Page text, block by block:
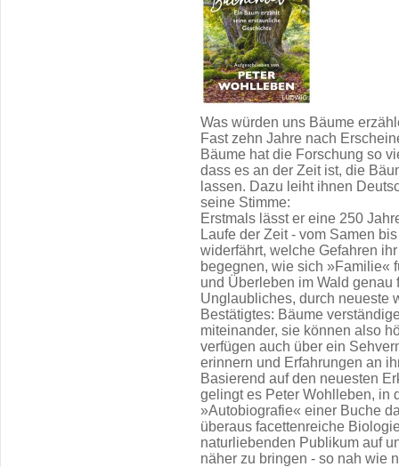
Was würden uns Bäume
Fast zehn Jahre nach
Bäume hat die Forschung so
dass es an der Zeit ist, die
lassen. Dazu leiht ihnen
seine Stimme:
Erstmals lässt er eine 250
Laufe der Zeit - vom Samen
widerfährt, welche Gefahren
begegnen, wie sich »Familie«
und Überleben im Wald
Unglaubliches, durch neueste
Bestätigtes: Bäume
miteinander, sie können also
verfügen auch über ein
erinnern und Erfahrungen an
Basierend auf den neuesten
gelingt es Peter Wohlleben, in
»Autobiografie« einer Buche
überaus facettenreiche
naturliebenden Publikum auf
näher zu bringen - so nah wie